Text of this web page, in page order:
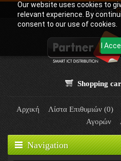
Our website uses cookies to
relevant experience. By
consent to our use of cookies.
I
Γλώσσα:
Shopping
Αρχική Λίστα Επιθυμιών (0)
Αγορών
Navigation